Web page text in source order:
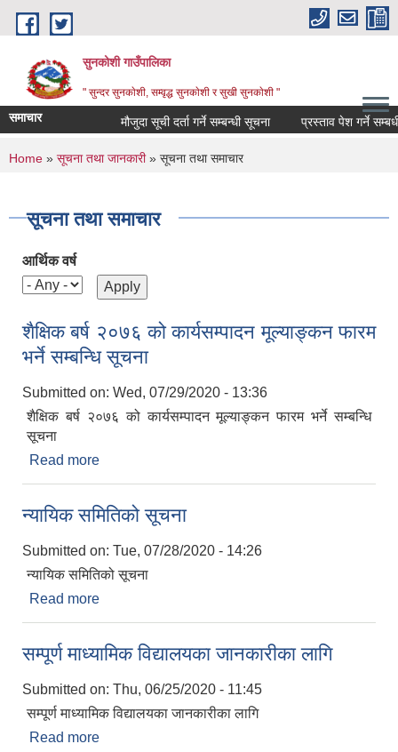
Skip to main content
सुनकोशी गाउँपालिका
" सुन्दर सुनकाेशी, सम्वृद्ध सुनकाेशी र सुखी सुनकाेशी "
समाचार मौजुदा सूची दर्ता गर्ने सम्बन्धी सूचना प्रस्ताव पेश गर्ने सम्बधी
You are here
Home » सूचना तथा जानकारी» सूचना तथा समाचार
सूचना तथा समाचार
आर्थिक वर्ष
शैक्षिक बर्ष २०७६ को कार्यसम्पादन मूल्याङ्कन फारम
भर्ने सम्बन्धि सूचना
Submitted on: Wed, 07/29/2020 - 13:36
शैक्षिक बर्ष २०७६ को कार्यसम्पादन मूल्याङ्कन फारम भर्ने सम्बन्धि
सूचना
Read more
न्यायिक समितिको सूचना
Submitted on: Tue, 07/28/2020 - 14:26
न्यायिक समितिको सूचना
Read more
सम्पूर्ण माध्यामिक विद्यालयका जानकारीका लागि
Submitted on: Thu, 06/25/2020 - 11:45
सम्पूर्ण माध्यामिक विद्यालयका जानकारीका लागि
Read more